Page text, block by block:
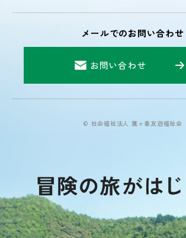
メールでのお問い合わせ
お問い合わせ
© 社会福祉法人 鷹ヶ峯友遊福祉会